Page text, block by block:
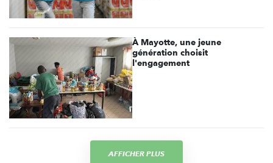
À Mayotte, une jeune
génération choisit
l'engagement
AFFICHER PLUS